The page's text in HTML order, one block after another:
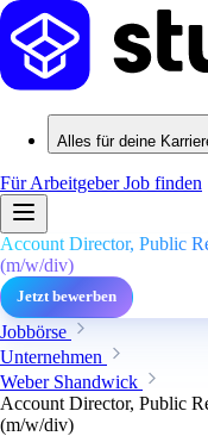
Alles für deine
Für ArbeitgeberJob finden
Account Director, Public
(m/w/div)
Jetzt bewerben
Jobbörse
Unternehmen
Weber Shandwick
Account Director, Public
(m/w/div)